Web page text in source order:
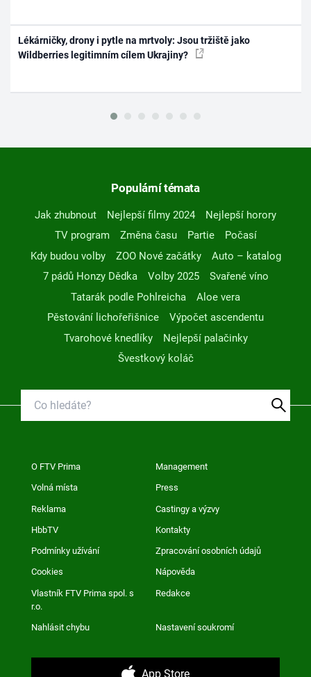
Lékárničky, drony i pytle na mrtvoly: Jsou tržiště jako
Wildberries legitimním cílem Ukrajiny?
Populární témata
Jak zhubnout Nejlepší filmy 2024
Nejlepší horory
TV program
Změna času Partie
Počasí
Kdy budou volby
ZOO Nové začátky
Auto – katalog
7 pádů Honzy Dědka
Volby 2025
Svařené víno
Tatarák podle Pohlreicha
Aloe vera
Pěstování lichořeřišnice
Výpočet ascendentu
Tvarohové knedlíky
Nejlepší palačinky
Švestkový koláč
O FTV Prima Management
Volná místa Press
Reklama Castingy a výzvy
HbbTV Kontakty
Podmínky užívání Zpracování osobních údajů
Cookies Nápověda
Vlastník FTV Prima spol. s
r.o.
Redakce
Nahlásit chybu Nastavení soukromí
App Store